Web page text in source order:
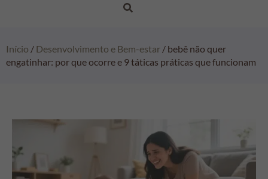
Início / Desenvolvimento e Bem-estar / bebê não quer
engatinhar: por que ocorre e 9 táticas práticas que funcionam